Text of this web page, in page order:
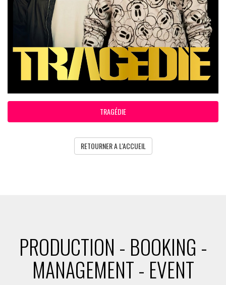
TRAGÉDIE
RETOURNER A L'ACCUEIL
PRODUCTION - BOOKING -
MANAGEMENT - EVENT